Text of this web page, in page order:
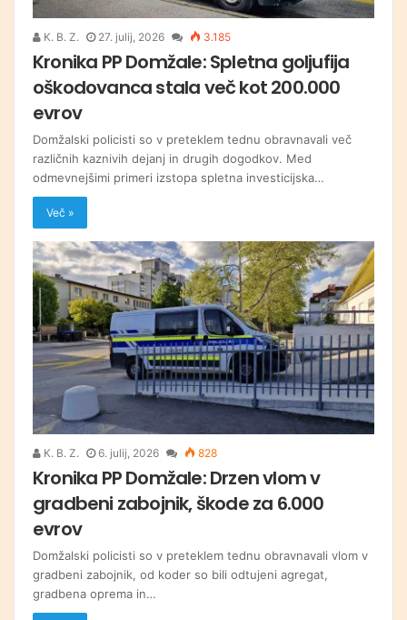
K. B. Z. 27. julij, 2026 3.185
Kronika PP Domžale: Spletna goljufija
oškodovanca stala več kot 200.000
evrov
Domžalski policisti so v preteklem tednu obravnavali več
različnih kaznivih dejanj in drugih dogodkov. Med
odmevnejšimi primeri izstopa spletna investicijska…
Več »
K. B. Z. 6. julij, 2026 828
Kronika PP Domžale: Drzen vlom v
gradbeni zabojnik, škode za 6.000
evrov
Domžalski policisti so v preteklem tednu obravnavali vlom v
gradbeni zabojnik, od koder so bili odtujeni agregat,
gradbena oprema in…